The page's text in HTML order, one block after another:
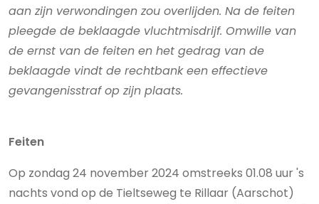
aan zijn verwondingen zou overlijden. Na de feiten
pleegde de beklaagde vluchtmisdrijf. Omwille van
de ernst van de feiten en het gedrag van de
beklaagde vindt de rechtbank een effectieve
gevangenisstraf op zijn plaats.
Feiten
Op zondag 24 november 2024 omstreeks 01.08 uur 's
nachts vond op de Tieltseweg te Rillaar (Aarschot)